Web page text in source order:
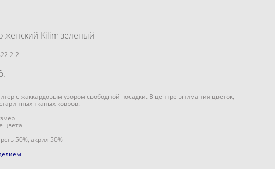
женский Kilim зеленый
2-2
с жаккардовым узором свободной посадки. В центре внимания цветок,
тканых ковров.
цвета
50%, акрил 50%